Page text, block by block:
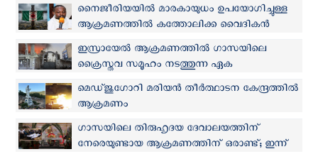
നൈജീരിയയിൽ മാരകായുധം ഉപയോഗിച്ചുള്ള
ആക്രമണത്തിൽ കത്തോലിക്ക വൈദികൻ
കൊല്ലപ്പെട്ടു
ഇസ്രായേല്‍ ആക്രമണത്തില്‍ ഗാസയിലെ
ക്രൈസ്തവ സമൂഹം നടത്തുന്ന ഏക
ആശുപത്രിക്ക് കേടുപാടുകള്‍
മെഡ്‌ജുഗോറി മരിയന്‍ തീര്‍ത്ഥാടന കേന്ദ്രത്തില്‍
ആക്രമണം
ഗാസയിലെ തിരുഹൃദയ ദേവാലയത്തിന്
നേരെയുണ്ടായ ആക്രമണത്തിന് ഒരാണ്ട്; ഇന്ന്